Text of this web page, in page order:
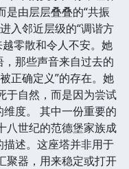
是由层层叠叠的“共振
入邻近层级的“调谐方
零散和令人不安。她
，那些声音来自过去的
正确定义”的存在。她
于自然，而是因为尝试
维度。 其中一份重要的
八世纪的范德堡家族成
描述。这座塔并非用于
聚器，用来稳定或打开